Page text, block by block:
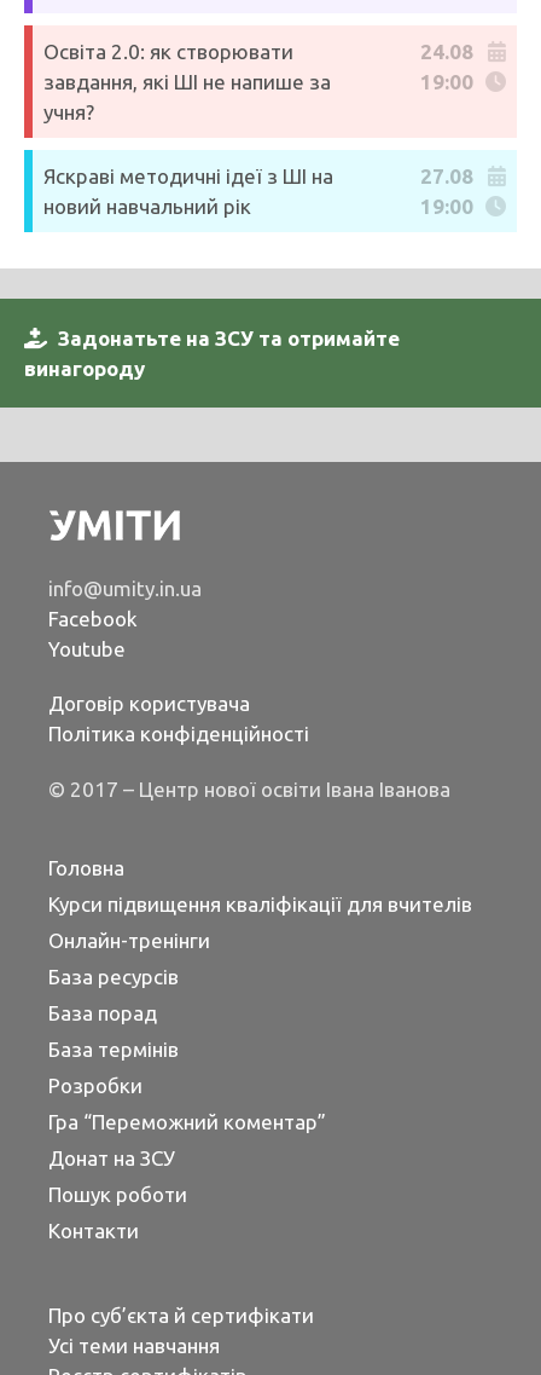
Освіта 2.0: як створювати
завдання, які ШІ не напише за
учня?
24.08
19:00
Яскраві методичні ідеї з ШІ на
новий навчальний рік
27.08
19:00
Задонатьте на ЗСУ та отримайте
винагороду
info@umity.in.ua
Facebook
Youtube
Договір користувача
Політика конфіденційності
© 2017 – Центр нової освіти Івана Іванова
Головна
Курси підвищення кваліфікації для вчителів
Онлайн-тренінги
База ресурсів
База порад
База термінів
Розробки
Гра “Переможний коментар”
Донат на ЗСУ
Пошук роботи
Контакти
Про суб’єкта й сертифікати
Усі теми навчання